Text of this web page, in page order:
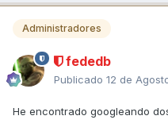
Administradores
fededb
Publicado 12 de
He encontrado googleando